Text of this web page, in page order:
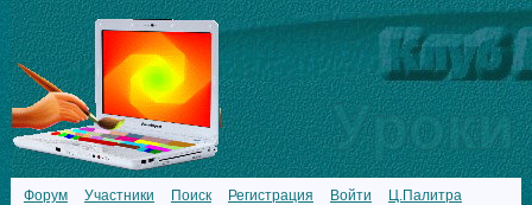
Форум Участники Поиск Регистрация Войти Ц.Палитра